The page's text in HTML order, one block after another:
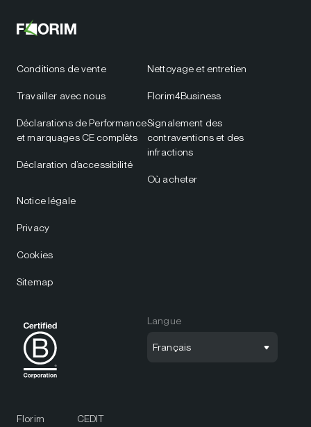
Conditions de vente
Travailler avec nous
Déclarations de Performance
et marquages CE complèts
Déclaration d’accessibilité
Nettoyage et entretien
Florim4Business
Signalement des
contraventions et des
infractions
Où acheter
Notice légale
Privacy
Cookies
Sitemap
Langue
Français
Florim CEDIT